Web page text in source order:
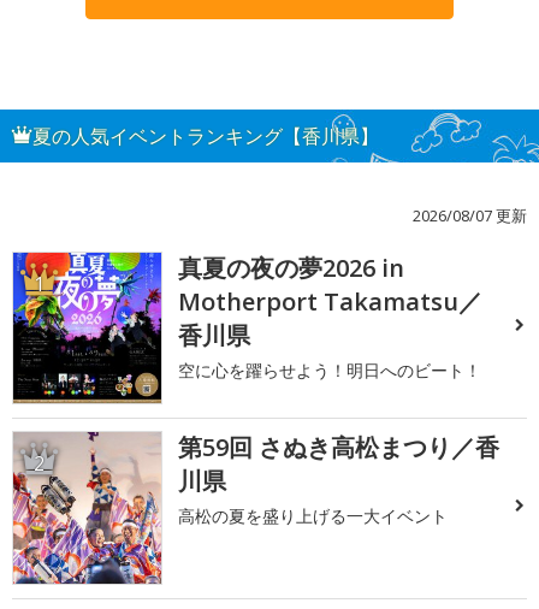
夏の人気イベントランキング【香川県】
2026/08/07 更新
1
真夏の夜の夢2026 in
Motherport Takamatsu／
香川県
空に心を躍らせよう！明日へのビート！
2
第59回 さぬき高松まつり／香
川県
高松の夏を盛り上げる一大イベント